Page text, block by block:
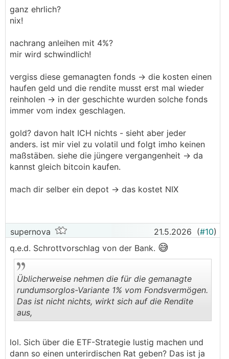
ganz ehrlich?
nix!
nachrang anleihen mit 4%?
mir wird schwindlich!
vergiss diese gemanagten fonds -> die kosten einen
haufen geld und die rendite musst erst mal wieder
reinholen -> in der geschichte wurden solche fonds
immer vom index geschlagen.
gold? davon halt ICH nichts - sieht aber jeder
anders. ist mir viel zu volatil und folgt imho keinen
maßstäben. siehe die jüngere vergangenheit -> da
kannst gleich bitcoin kaufen.
mach dir selber ein depot -> das kostet NIX
supernova 21.5.2026 (#10)
q.e.d. Schrottvorschlag von der Bank. 😅
..
Üblicherweise nehmen die für die gemanagte
rundumsorglos-Variante 1% vom Fondsvermögen.
Das ist nicht nichts, wirkt sich auf die Rendite
aus,
lol. Sich über die ETF-Strategie lustig machen und
dann so einen unterirdischen Rat geben? Das ist ja